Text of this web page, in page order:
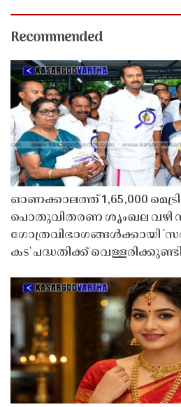
Recommended
ഓണക്കാലത്ത് 1,65,000
പൊതുവിതരണ ശൃംഖല വഴി
ഗോത്രവിഭാഗങ്ങൾക്കായി
കട' പദ്ധതിക്ക്